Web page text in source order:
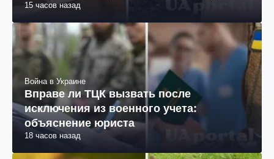
15 часов назад
Война в Украине
Вправе ли ТЦК вызвать после
исключения из военного учета:
объяснение юриста
18 часов назад